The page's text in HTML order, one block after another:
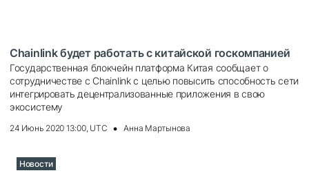
Chainlink будет работать с китайской госкомпанией
Государственная блокчейн платформа Китая сообщает о
сотрудничестве с Chainlink с целью повысить способность сети
интегрировать децентрализованные приложения в свою
экосистему
24 Июнь 2020 13:00, UTC Анна Мартынова
Новости